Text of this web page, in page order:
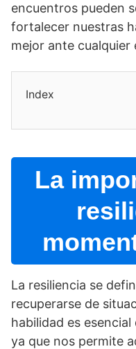
encuentros pueden
fortalecer nuestras
mejor ante cualquier
Index
La
La resiliencia se
recuperarse de
habilidad es
ya que nos permite